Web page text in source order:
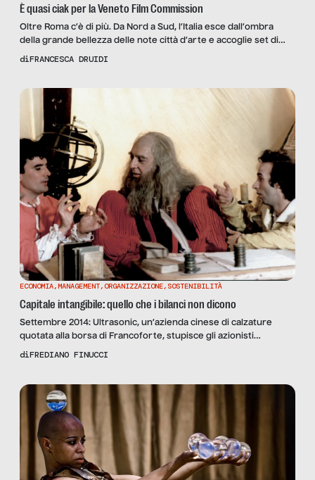
È quasi ciak per la Veneto Film Commission
Oltre Roma c’è di più. Da Nord a Sud, l’Italia esce dall’ombra
della grande bellezza delle note città d’arte e accoglie set di
film e produzioni audiovisive nazionali e internazionali, facendo
cinecomic Marvel […]
diFRANCESCA DRUIDI
ECONOMIA,MANAGEMENT,ORGANIZZAZIONE, SOSTENIBILITÀ
Capitale intangibile: quello che i bilanci non dicono
Settembre 2014: Ultrasonic, un’azienda cinese di calzature
quotata alla borsa di Francoforte, stupisce gli azionisti
annunciando che l’amministratore delegato è sparito, forse
giustificandosi come niente fosse: “Sono stato in vacanza con
mio nipote e ho perso il […]
diFREDIANO FINUCCI